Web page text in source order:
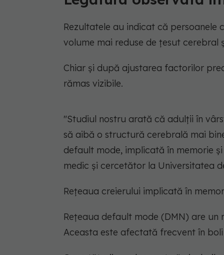
Rezultatele au indicat că persoanele
volume mai reduse de țesut cerebral
Chiar și după ajustarea factorilor
rămas vizibile.
"Studiul nostru arată că adulții în
să aibă o structură cerebrală mai
default mode, implicată în memorie
medic și cercetător la Universitatea
Rețeaua creierului implicată în
Rețeaua default mode (DMN) are
Aceasta este afectată frecvent în